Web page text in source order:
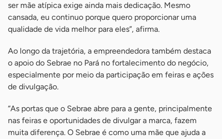
ser mãe atípica exige ainda mais dedicação. Mesmo
cansada, eu continuo porque quero proporcionar uma
qualidade de vida melhor para eles”, afirma.
Ao longo da trajetória, a empreendedora também destaca
o apoio do Sebrae no Pará no fortalecimento do negócio,
especialmente por meio da participação em feiras e ações
de divulgação.
“As portas que o Sebrae abre para a gente, principalmente
nas feiras e oportunidades de divulgar a marca, fazem
muita diferença. O Sebrae é como uma mãe que ajuda a